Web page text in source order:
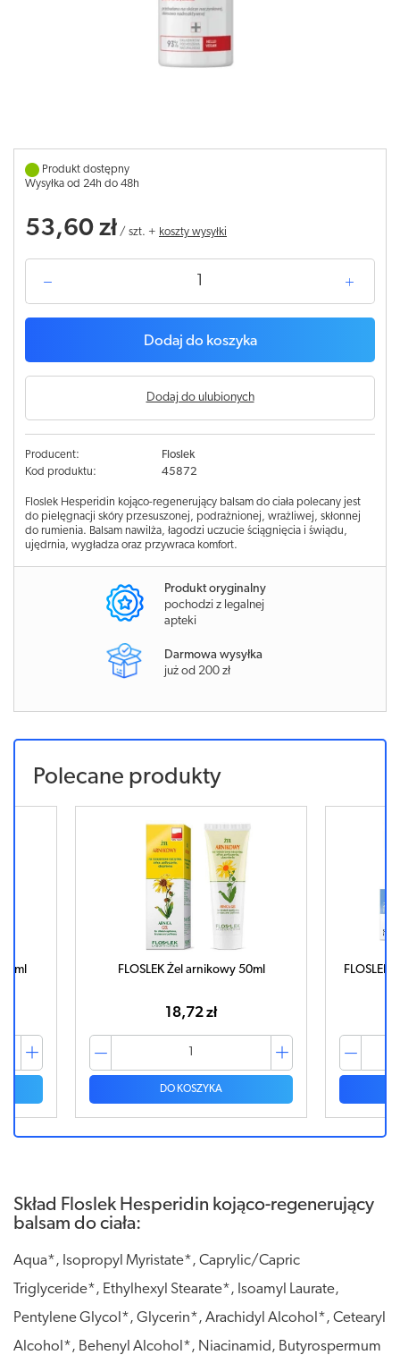
Produkt dostępny
Wysyłka od 24h do 48h
53,60 zł / szt. + koszty wysyłki
Dodaj do koszyka
Dodaj do ulubionych
Producent:
Floslek
Kod produktu:
45872
Floslek Hesperidin kojąco-regenerujący balsam do ciała polecany jest
do pielęgnacji skóry przesuszonej, podrażnionej, wrażliwej, skłonnej
do rumienia. Balsam nawilża, łagodzi uczucie ściągnięcia i świądu,
ujędrnia, wygładza oraz przywraca komfort.
Produkt oryginalny
pochodzi z legalnej
apteki
Darmowa wysyłka
już od 200 zł
Polecane produkty
FLOSLEK Żel arnikowy 50ml
18,72 zł
DO KOSZYKA
FLOSLEK
Skład Floslek Hesperidin kojąco-regenerujący
balsam do ciała:
Aqua*, Isopropyl Myristate*, Caprylic/Capric
Triglyceride*, Ethylhexyl Stearate*, Isoamyl Laurate,
Pentylene Glycol*, Glycerin*, Arachidyl Alcohol*, Cetearyl
Alcohol*, Behenyl Alcohol*, Niacinamid, Butyrospermum